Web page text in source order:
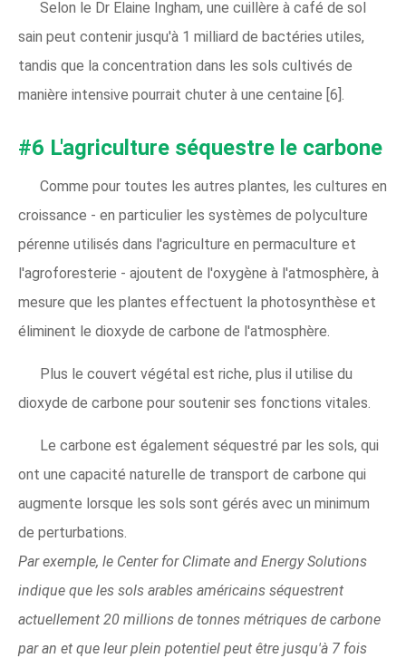
Selon le Dr Elaine Ingham, une cuillère à café de sol
sain peut contenir jusqu'à 1 milliard de bactéries utiles,
tandis que la concentration dans les sols cultivés de
manière intensive pourrait chuter à une centaine [6].
#6 L'agriculture séquestre le carbone
Comme pour toutes les autres plantes, les cultures en
croissance - en particulier les systèmes de polyculture
pérenne utilisés dans l'agriculture en permaculture et
l'agroforesterie - ajoutent de l'oxygène à l'atmosphère, à
mesure que les plantes effectuent la photosynthèse et
éliminent le dioxyde de carbone de l'atmosphère.
Plus le couvert végétal est riche, plus il utilise du
dioxyde de carbone pour soutenir ses fonctions vitales.
Le carbone est également séquestré par les sols, qui
ont une capacité naturelle de transport de carbone qui
augmente lorsque les sols sont gérés avec un minimum
de perturbations.
Par exemple, le Center for Climate and Energy Solutions
indique que les sols arables américains séquestrent
actuellement 20 millions de tonnes métriques de carbone
par an et que leur plein potentiel peut être jusqu'à 7 fois